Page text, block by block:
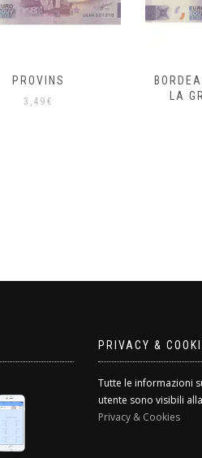
PROVINS
3,49 €
LA
PRIVACY &
Tutte le informazioni
utente sono visibili
Privacy & Cookies